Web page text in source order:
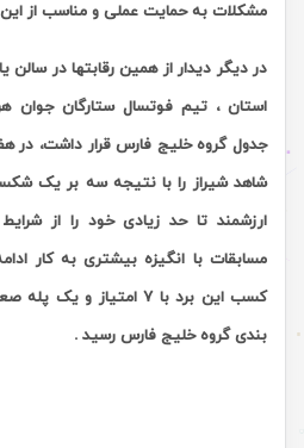
مشکلات به حمایت عملی و مناسب از این
در دیگر دیدار از همین رقابتها در سالن
استان ، تیم فوتسال ستارگان جوان
جدول گروه خلیج فارس قرار داشت، در
شاهد شیراز را با نتیجه سه بر یک
ارزشمند تا حد زیادی خود را از
مسابقات با انگیزه بیشتری به کار
کسب این برد با 7 امتیاز
بندی گروه خلیج فارس رسید .